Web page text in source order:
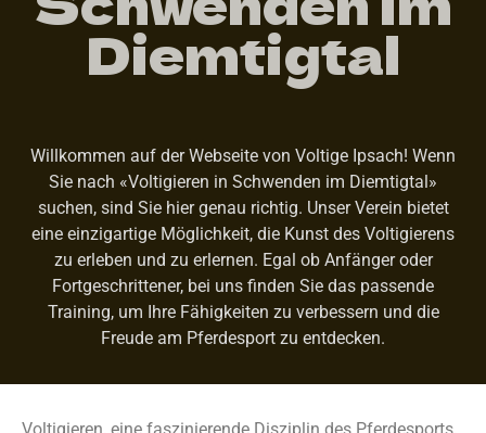
Diemtigtal
Willkommen auf der Webseite von Voltige Ipsach! Wenn
Sie nach «Voltigieren in Schwenden im Diemtigtal»
suchen, sind Sie hier genau richtig. Unser Verein bietet
eine einzigartige Möglichkeit, die Kunst des Voltigierens
zu erleben und zu erlernen. Egal ob Anfänger oder
Fortgeschrittener, bei uns finden Sie das passende
Training, um Ihre Fähigkeiten zu verbessern und die
Freude am Pferdesport zu entdecken.
Voltigieren, eine faszinierende Disziplin des Pferdesports,